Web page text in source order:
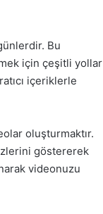
Bu
için çeşitli yollar
içeriklerle
oluşturmaktır.
göstererek
videonuzu